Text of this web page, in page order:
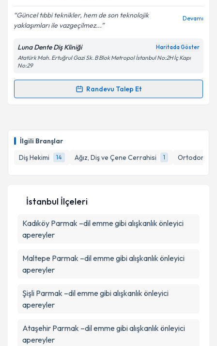
İlgili Branşlar
Diş Hekimi
14 Ağız, Diş ve Çene Cerrahisi 1 Ortodonti
Kişisel verilerimin işlenmesine ilişkin
Aydınlatma
Metni'ni okudum ve kişisel verilerimin belirtilen
Takvim Talebini Gönder
Güncel tıbbi teknikler, hem de son teknolojik
yaklaşımları ile vazgeçilmez...
Devamı
Luna Dente Diş Kliniği Haritada Göster
Atatürk Mah. Ertuğrul Gazi Sk. B Blok Metropol İstanbul No:2H İç Kapı
No:29
Randevu Talep Et
Randevu Takvimi Talebi
takvim hazırlandığında e-posta ile bilgilendireceğiz.
E-posta Adresiniz
Metni'ni okudum ve kişisel verilerimin belirtilen
kapsamda işlenmesini kabul ediyorum.
Takvim Talebini Gönder
İstanbul İlçeleri
Kadıköy Parmak –dil emme gibi alışkanlık önleyici
apereyler
Maltepe Parmak –dil emme gibi alışkanlık önleyici
apereyler
Şişli Parmak –dil emme gibi alışkanlık önleyici
apereyler
Ataşehir Parmak –dil emme gibi alışkanlık önleyici
apereyler